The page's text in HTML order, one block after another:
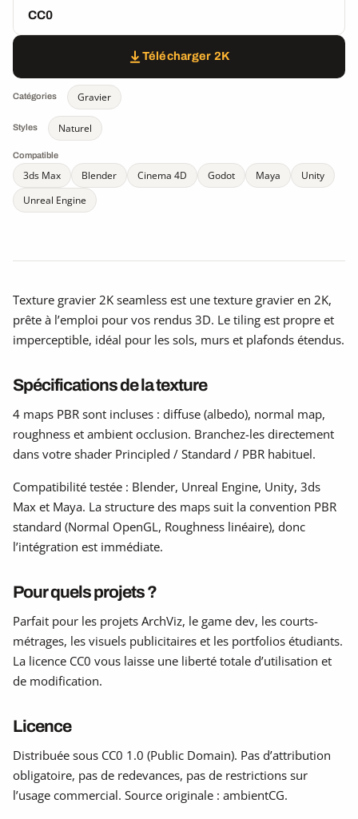
CC0
Télécharger 2K
Catégories Gravier
Styles Naturel
Compatible
3ds Max Blender Cinema 4D Godot Maya
Unity
Unreal Engine
Texture gravier 2K seamless est une texture gravier en 2K,
prête à l’emploi pour vos rendus 3D. Le tiling est propre et
imperceptible, idéal pour les sols, murs et plafonds étendus.
Spécifications de la texture
4 maps PBR sont incluses : diffuse (albedo), normal map,
roughness et ambient occlusion. Branchez-les directement
dans votre shader Principled / Standard / PBR habituel.
Compatibilité testée : Blender, Unreal Engine, Unity, 3ds
Max et Maya. La structure des maps suit la convention PBR
standard (Normal OpenGL, Roughness linéaire), donc
l’intégration est immédiate.
Pour quels projets ?
Parfait pour les projets ArchViz, le game dev, les courts-
métrages, les visuels publicitaires et les portfolios étudiants.
La licence CC0 vous laisse une liberté totale d’utilisation et
de modification.
Licence
Distribuée sous CC0 1.0 (Public Domain). Pas d’attribution
obligatoire, pas de redevances, pas de restrictions sur
l’usage commercial. Source originale : ambientCG.